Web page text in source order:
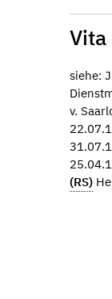
Vita
siehe:
v.
(RS)